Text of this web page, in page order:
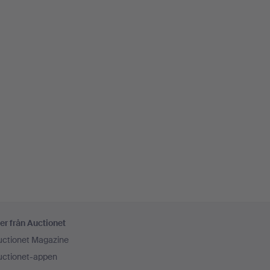
från Auctionet
Magazine
appen